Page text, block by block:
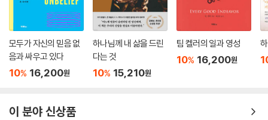
모두가 자신의 믿음 없
음과 싸우고 있다
10% 16,200원
하나님께 내 삶을 드린
다는 것
10% 15,210원
팀 켈러의 일과 영성
10% 16,200원
이 분야 신상품